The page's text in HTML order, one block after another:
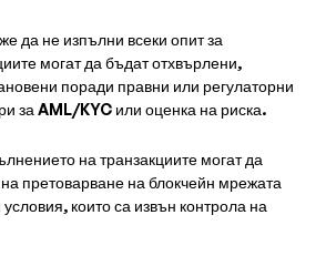
да не изпълни всеки опит за
могат да бъдат отхвърлени,
поради правни или регулаторни
за AML/KYC или оценка на риска.
на транзакциите могат да
на претоварване на блокчейн мрежата
които са извън контрола на